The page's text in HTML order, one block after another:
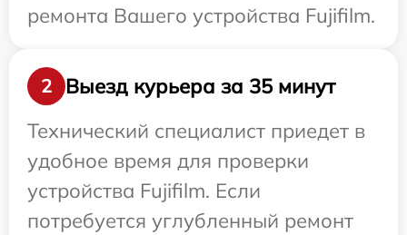
ремонта Вашего устройства Fujifilm.
2
Выезд курьера за 35 минут
Технический специалист приедет в
удобное время для проверки
устройства Fujifilm. Если
потребуется углубленный ремонт